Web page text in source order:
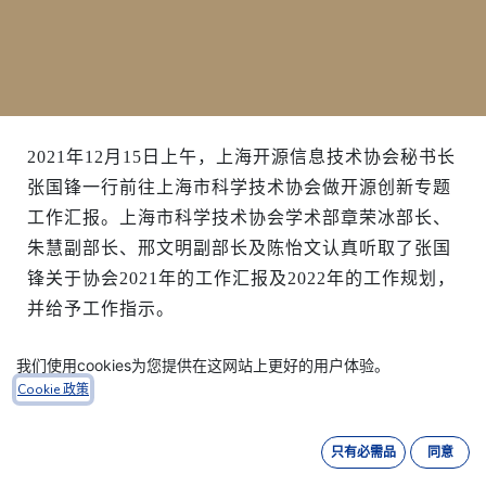
2021年12月15日上午，上海开源信息技术协会秘书长
张国锋一行前往上海市科学技术协会做开源创新专题
工作汇报。上海市科学技术协会学术部章荣冰部长、
朱慧副部长、邢文明副部长及陈怡文认真听取了张国
锋关于协会2021年的工作汇报及2022年的工作规划，
并给予工作指示。
章部长对协会2021年工作取得的成绩给予了充分肯
定，对协会开源创新提案、新商科开放创新联盟、上
给予高度认可。章部长指出，开源是数字经济公共基
我们使用cookies为您提供在这网站上更好的用户体验。
Cookie 政策
只有必需品 同意